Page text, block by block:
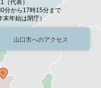
（代表）
分から17時15分まで
末年始は閉庁）
山口市へのアクセス